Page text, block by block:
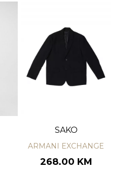
SAKO
ARMANI EXCHANGE
268.00 KM